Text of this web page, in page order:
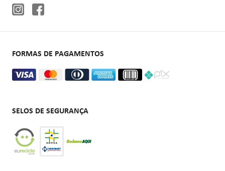
Cadeiras de rodas
FORMAS DE PAGAMENTOS
SELOS DE SEGURANÇA